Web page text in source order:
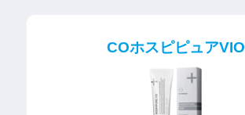
COホスピピュアVIO